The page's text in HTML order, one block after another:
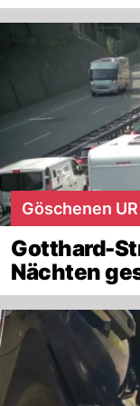
Göschenen UR
Gotthard-
Nächten